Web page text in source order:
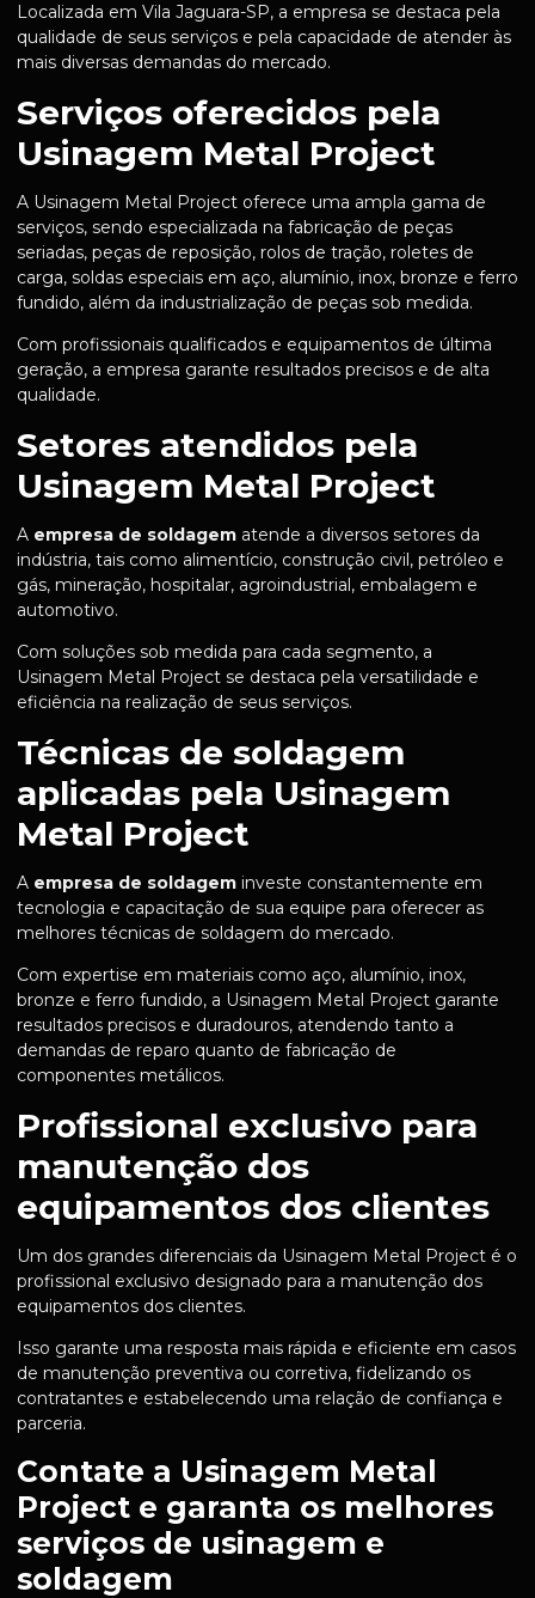
Localizada em Vila Jaguara-SP, a empresa se destaca pela
qualidade de seus serviços e pela capacidade de atender às
mais diversas demandas do mercado.
Serviços oferecidos pela
Usinagem Metal Project
A Usinagem Metal Project oferece uma ampla gama de
serviços, sendo especializada na fabricação de peças
seriadas, peças de reposição, rolos de tração, roletes de
carga, soldas especiais em aço, alumínio, inox, bronze e ferro
fundido, além da industrialização de peças sob medida.
Com profissionais qualificados e equipamentos de última
geração, a empresa garante resultados precisos e de alta
qualidade.
Setores atendidos pela
Usinagem Metal Project
A empresa de soldagem atende a diversos setores da
indústria, tais como alimentício, construção civil, petróleo e
gás, mineração, hospitalar, agroindustrial, embalagem e
automotivo.
Com soluções sob medida para cada segmento, a
Usinagem Metal Project se destaca pela versatilidade e
eficiência na realização de seus serviços.
Técnicas de soldagem
aplicadas pela Usinagem
Metal Project
A empresa de soldagem investe constantemente em
tecnologia e capacitação de sua equipe para oferecer as
melhores técnicas de soldagem do mercado.
Com expertise em materiais como aço, alumínio, inox,
bronze e ferro fundido, a Usinagem Metal Project garante
resultados precisos e duradouros, atendendo tanto a
demandas de reparo quanto de fabricação de
componentes metálicos.
Profissional exclusivo para
manutenção dos
equipamentos dos clientes
Um dos grandes diferenciais da Usinagem Metal Project é o
profissional exclusivo designado para a manutenção dos
equipamentos dos clientes.
Isso garante uma resposta mais rápida e eficiente em casos
de manutenção preventiva ou corretiva, fidelizando os
contratantes e estabelecendo uma relação de confiança e
parceria.
Contate a Usinagem Metal
Project e garanta os melhores
serviços de usinagem e
soldagem